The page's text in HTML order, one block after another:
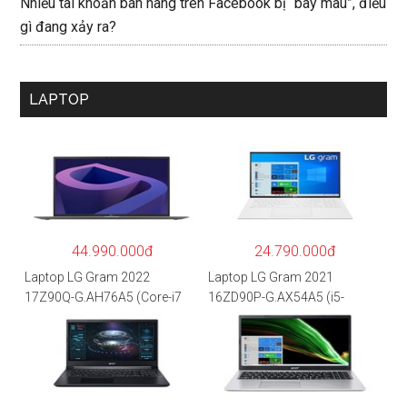
gì đang xảy ra?
LAPTOP
44.990.000đ
Laptop LG Gram 2022
17Z90Q-G.AH76A5 (Core-i7
1260P/16GB/512GB/17″
WQXGA/Win 11/Xám)
24.790.000đ
Laptop LG Gram 2021
16ZD90P-G.AX54A5 (i5-
1135G7/8GB RAM/512GB
SSD/16″WQXGA/Dos/Trắng)